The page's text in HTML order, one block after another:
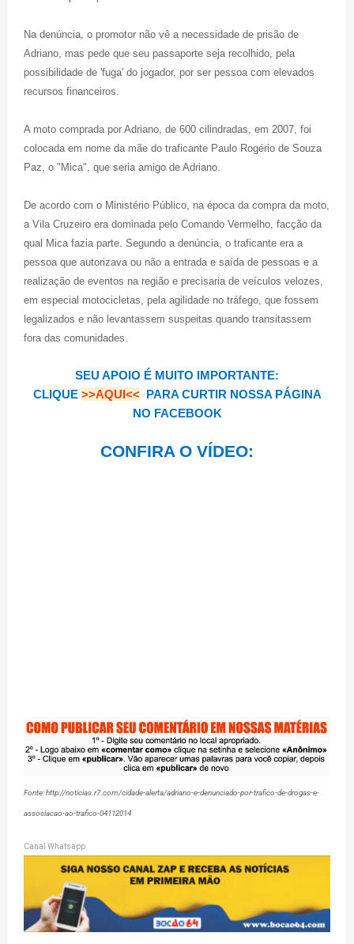
Na denúncia, o promotor não vê a necessidade de prisão de
Adriano, mas pede que seu passaporte seja recolhido, pela
possibilidade de 'fuga' do jogador, por ser pessoa com elevados
recursos financeiros.
A moto comprada por Adriano, de 600 cilindradas, em 2007, foi
colocada em nome da mãe do traficante Paulo Rogério de Souza
Paz, o "Mica", que seria amigo de Adriano.
De acordo com o Ministério Público, na época da compra da moto,
a Vila Cruzeiro era dominada pelo Comando Vermelho, facção da
qual Mica fazia parte. Segundo a denúncia, o traficante era a
pessoa que autorizava ou não a entrada e saída de pessoas e a
realização de eventos na região e precisaria de veículos velozes,
em especial motocicletas, pela agilidade no tráfego, que fossem
legalizados e não levantassem suspeitas quando transitassem
fora das comunidades.
SEU APOIO É MUITO IMPORTANTE:
CLIQUE >>AQUI<<PARA CURTIR NOSSA PÁGINA
NO FACEBOOK
CONFIRA O VÍDEO:
Fonte: http://noticias.r7.com/cidade-alerta/adriano-e-denunciado-por-trafico-de-drogas-e-
associacao-ao-trafico-04112014
Canal Whatsapp